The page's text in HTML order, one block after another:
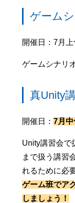
ゲーム
開催日：7月上
ゲームシナリ
真Unity
開催日： 7月中
Unity講習会で
まで扱う講習
れるために必
ゲーム班でア
しましょう！